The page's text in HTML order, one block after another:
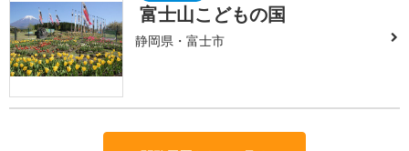
富士山こどもの国
静岡県・富士市